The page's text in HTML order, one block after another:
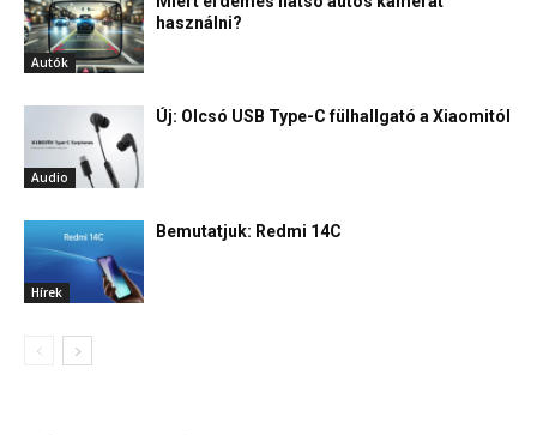
Autók
használni?
Audio
Új: Olcsó USB Type-C fülhallgató a Xiaomitól
Hírek
Bemutatjuk: Redmi 14C